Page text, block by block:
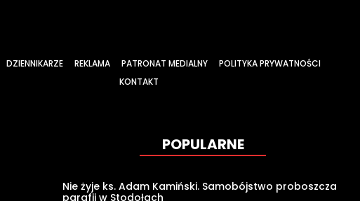
DZIENNIKARZE REKLAMA PATRONAT MEDIALNY
POLITYKA PRYWATNOŚCI
KONTAKT
POPULARNE
Nie żyje ks. Adam Kamiński. Samobójstwo proboszcza
parafii w Stodołach